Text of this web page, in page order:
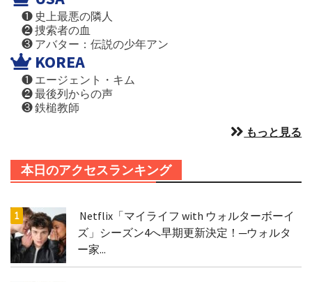
❶ 史上最悪の隣人
❷ 捜索者の血
❸ アバター：伝説の少年アン
KOREA
❶ エージェント・キム
❷ 最後列からの声
❸ 鉄槌教師
もっと見る
本日のアクセスランキング
Netflix「マイライフ with ウォルターボーイ
ズ」シーズン4へ早期更新決定！─ウォルタ
ー家...